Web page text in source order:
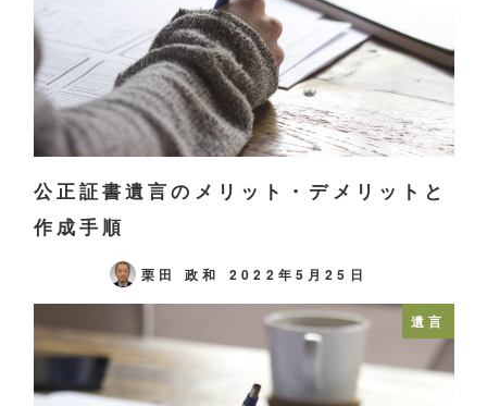
公正証書遺言のメリット・デメリットと
作成手順
栗田 政和 2022年5月25日
遺言